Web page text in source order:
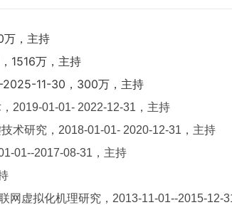
，主持
1516万，主持
2025-11-30，300万，主持
2019-01-01- 2022-12-31， 主持
术研究，2018-01-01- 2020-12-31，主持
01--2017-08-31，主持
网虚拟化机理研究，2013-11-01--2015-12-